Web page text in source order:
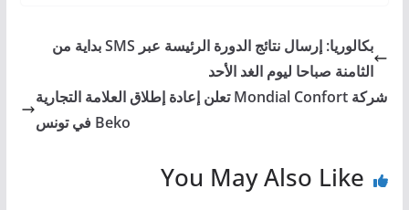
بكالوريا: إرسال نتائج الدورة الرئيسة عبر SMS بداية من
الثامنة صباحا ليوم الغد الأحد
شركة Mondial Confort تعلن إعادة إطلاق العلامة التجارية
Beko في تونس
You May Also Like